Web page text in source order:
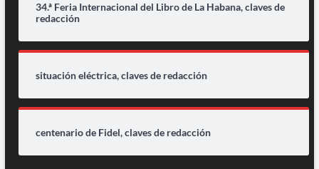
34.ª Feria Internacional del Libro de La Habana, claves de
redacción
situación eléctrica, claves de redacción
centenario de Fidel, claves de redacción